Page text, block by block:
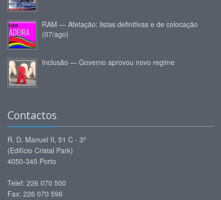
RAM — Afetação: listas definitivas e de colocação
(07/ago)
Inclusão — Governo aprovou novo regime
Contactos
R. D. Manuel II, 51 C - 3º
(Edifício Cristal Park)
4050-345 Porto
Telef: 226 070 500
Fax: 226 070 596